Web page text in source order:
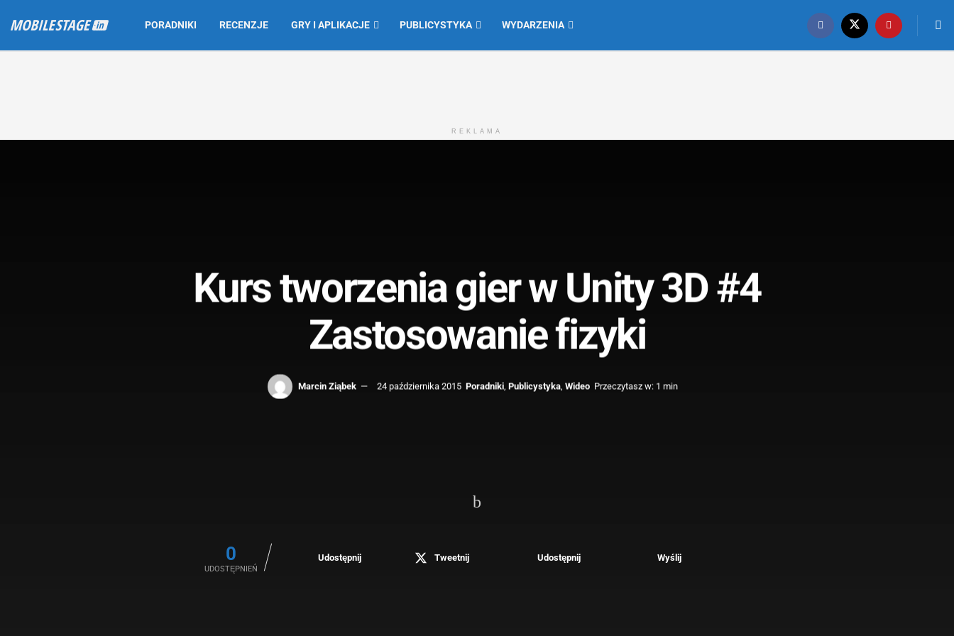
PORADNIKI RECENZJE GRY I APLIKACJE PUBLICYSTYKA WYDARZENIA
REKLAMA
Kurs tworzenia gier w Unity 3D #4
Zastosowanie fizyki
Marcin Ziąbek 24 października 2015 Poradniki, Publicystyka, Wideo Przeczytasz w: 1 min
0
UDOSTĘPNIEŃ
Udostępnij Tweetnij Udostępnij Wyślij